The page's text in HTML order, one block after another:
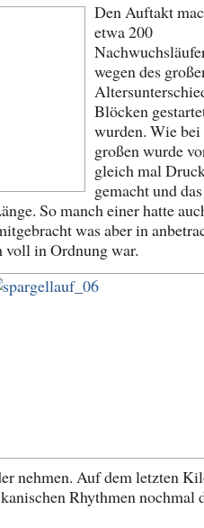
Den Auftakt
etwa 200
wegen des
Blöcken
wurden. Wie bei
großen wurde
gleich mal
gemacht und
So manch einer hatte
was aber in
voll in Ordnung war.
nehmen. Auf dem letzten
Rhythmen nochmal